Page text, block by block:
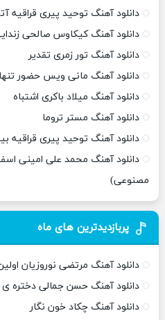
دانلود آهنگ توحید پیری
دانلود آهنگ کیکاوس صالحی
دانلود آهنگ تور زمری تقدیر
دانلود آهنگ مانی ویس حضور
دانلود آهنگ میلاد باکری اشتباه
دانلود آهنگ مستر تروما
دانلود آهنگ توحید پیری
دانلود آهنگ محمد علی امینی
مصنوعی)
پربازدیدترین های ماه
دانلود آهنگ مرتضی نوروزیان
دانلود آهنگ حسن جمالی دختره
دانلود آهنگ چکاد خون نگار